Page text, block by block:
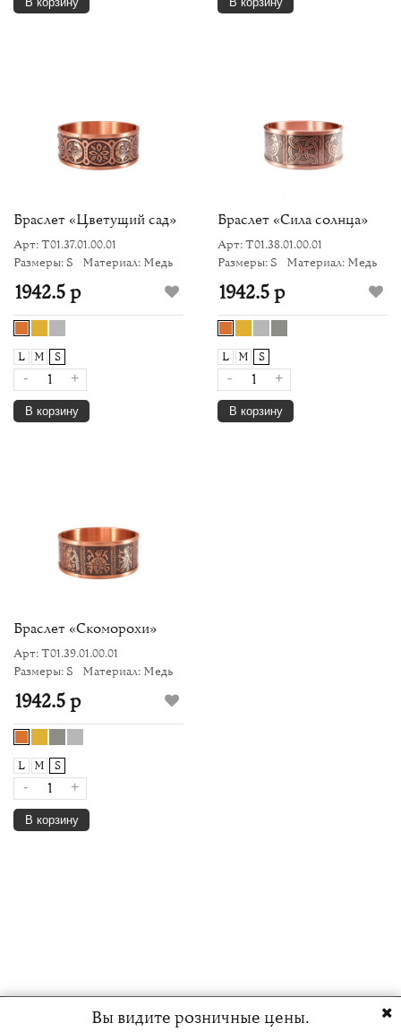
Браслет «Цветущий сад»
Арт: Т01.37.01.00.01
Размеры: S
Материал: Медь
1942.5 р
L M S
- +
В корзину
Браслет «Сила солнца»
Арт: Т01.38.01.00.01
Размеры: S
Материал: Медь
1942.5 р
L M S
- +
В корзину
Браслет «Скоморохи»
Арт: Т01.39.01.00.01
Размеры: S
Материал: Медь
1942.5 р
L M S
- +
В корзину
Вы видите розничные цены.